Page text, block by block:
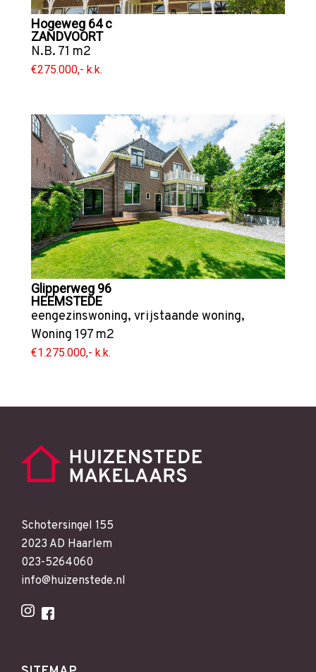
Hogeweg 64 c
ZANDVOORT
N.B. 71 m2
€275.000,- k.k.
Glipperweg 96
HEEMSTEDE
eengezinswoning, vrijstaande woning,
Woning 197 m2
€1.275.000,- k.k.
Schotersingel 155
2023 AD Haarlem
023-5264060
info@huizenstede.nl